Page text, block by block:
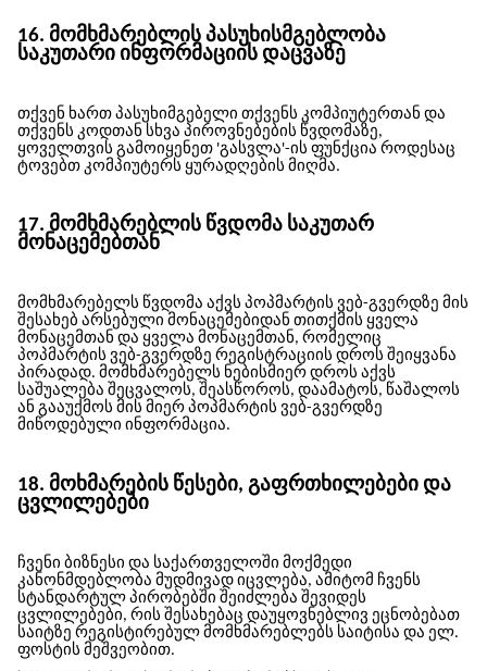
16. მომხმარებლის პასუხისმგებლობა
საკუთარი ინფორმაციის დაცვაზე
თქვენ ხართ პასუხიმგებელი თქვენს კომპიუტერთან და
თქვენს კოდთან სხვა პიროვნებების წვდომაზე,
ყოველთვის გამოიყენეთ 'გასვლა'-ის ფუნქცია როდესაც
ტოვებთ კომპიუტერს ყურადღების მიღმა.
17. მომხმარებლის წვდომა საკუთარ
მონაცემებთან
მომხმარებელს წვდომა აქვს პოპმარტის ვებ-გვერდზე მის
შესახებ არსებული მონაცემებიდან თითქმის ყველა
მონაცემთან და ყველა მონაცემთან, რომელიც
პოპმარტის ვებ-გვერდზე რეგისტრაციის დროს შეიყვანა
პირადად. მომხმარებელს ნებისმიერ დროს აქვს
საშუალება შეცვალოს, შეასწოროს, დაამატოს, წაშალოს
ან გააუქმოს მის მიერ პოპმარტის ვებ-გვერდზე
მიწოდებული ინფორმაცია.
18. მოხმარების წესები, გაფრთხილებები და
ცვლილებები
ჩვენი ბიზნესი და საქართველოში მოქმედი
კანონმდებლობა მუდმივად იცვლება, ამიტომ ჩვენს
სტანდარტულ პირობებში შეიძლება შევიდეს
ცვლილებები, რის შესახებაც დაუყოვნებლივ ეცნობებათ
საიტზე რეგისტირებულ მომხმარებლებს საიტისა და ელ.
ფოსტის მეშვეობით.